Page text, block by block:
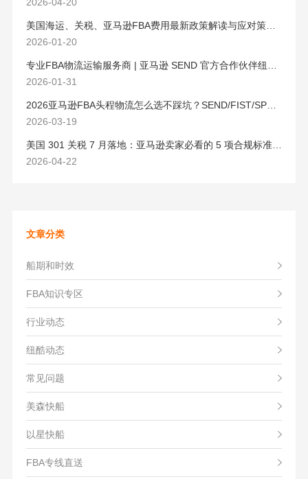
美国海运、关税、亚马逊FBA费用最新政策解读与应对策略（2026版）
2026-01-20
2026-01-31
2026亚马逊FBA头程物流怎么选不踩坑？SEND/FIST/SPN官方认证物流商，只有这家敢承诺“准达率第一”
2026-03-19
美国 301 关税 7 月落地：亚马逊卖家必看的 5 项合规标准与稳交付方案
2026-04-22
文章分类
船期和时效
FBA知识专区
行业动态
纽酷动态
常见问题
美森快船
以星快船
FBA专线直送